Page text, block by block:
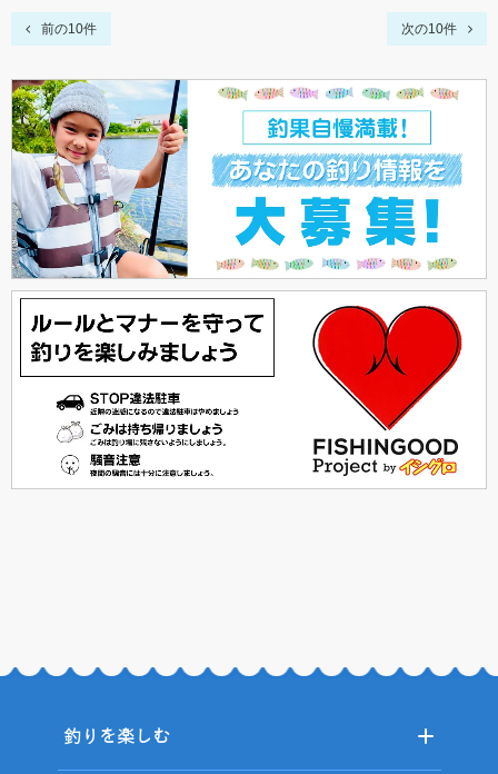
前の10件 次の10件
釣りを楽しむ